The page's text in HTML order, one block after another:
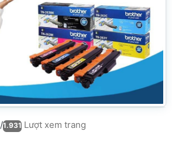
/1.931 Lượt xem trang